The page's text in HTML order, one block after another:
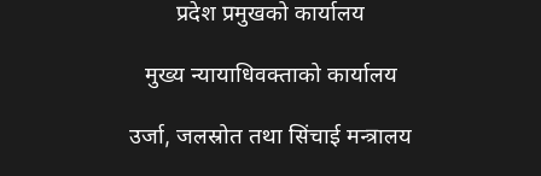
प्रदेश प्रमुखको कार्यालय
मुख्य न्यायाधिवक्ताको कार्यालय
उर्जा, जलस्रोत तथा सिंचाई मन्त्रालय